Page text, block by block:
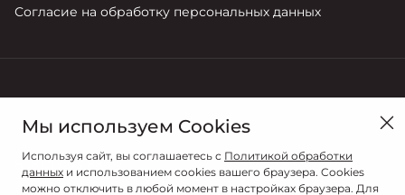
Согласие на обработку персональных данных
8 (812) 603-88-97
Мы используем Cookies
Используя сайт, вы соглашаетесь с Политикой обработки
данных и использованием cookies вашего браузера. Cookies
можно отключить в любой момент в настройках браузера. Для